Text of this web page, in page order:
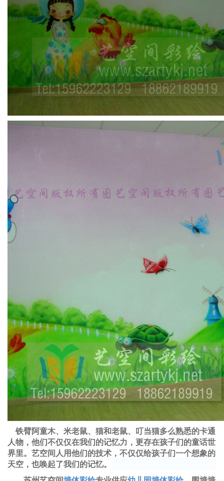
铁臂阿童木、米老鼠、猫和老鼠、叮当猫多么熟悉的卡通
人物，他们不仅仅在我们的记忆力，更存在孩子们的童话世
界里。艺空间人用他们的技术，不仅仅给孩子们一个想象的
天空，也唤起了我们的记忆。